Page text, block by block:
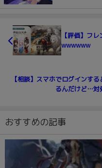
【評価】フ
wwwwww
【相談】スマホでログインす
るんだけど…対
おすすめの記事